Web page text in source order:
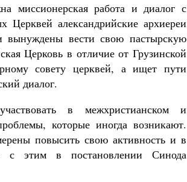
миссионерская работа и диалог с
александрийские архиереи
вынуждены вести свою пастырскую
Церковь в отличие от Грузинской
совету церквей, а ищет пути
диалог.
в межхристианском и
которые иногда возникают.
повысить свою активность и в
с этим в постановлении Синода